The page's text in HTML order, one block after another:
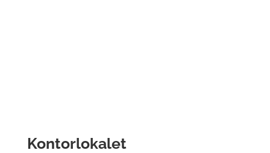
Kontorlokalet